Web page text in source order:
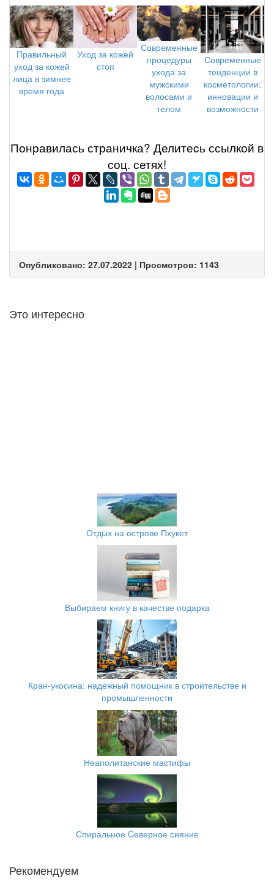
Правильный
уход за кожей
лица в зимнее
время года
Уход за кожей
стоп
Современные
процедуры
ухода за
мужскими
волосами и
телом
Современные
тенденции в
косметологии:
инновации и
возможности
Понравилась страничка? Делитеcь ссылкой в
соц. сетях!
Опубликовано: 27.07.2022 | Просмотров: 1143
Это интересно
Отдых на острове Пхукет
Выбираем книгу в качестве подарка
Кран-укосина: надежный помощник в строительстве и
промышленности
Неаполитанские мастифы
Спиральное Cеверное сияние
Рекомендуем